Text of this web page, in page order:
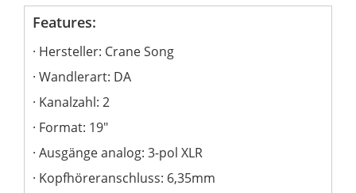
Features:
Hersteller: Crane Song
Wandlerart: DA
Kanalzahl: 2
Format: 19"
Ausgänge analog: 3-pol XLR
Kopfhöreranschluss: 6,35mm